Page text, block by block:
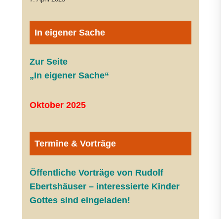
In eigener Sache
Zur Seite
„In eigener Sache“
Oktober 2025
Termine & Vorträge
Öffentliche Vorträge von Rudolf
Ebertshäuser – interessierte Kinder
Gottes sind eingeladen!